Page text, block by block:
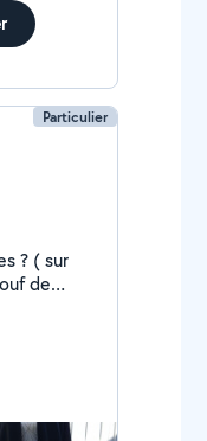
Particulier
de